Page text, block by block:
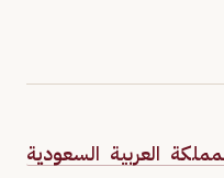
العربية السعودية